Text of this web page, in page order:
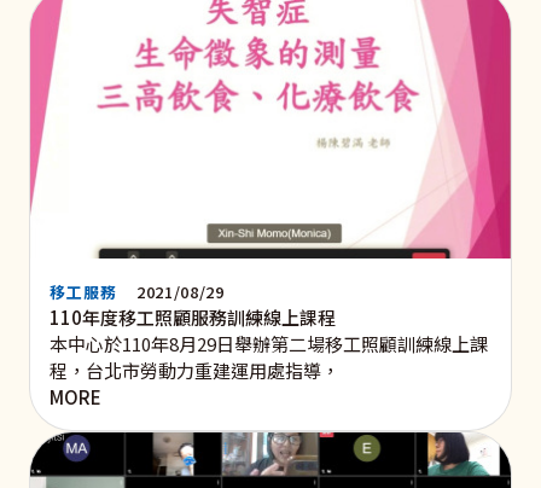
移工服務 2021/08/29
110年度移工照顧服務訓練線上課程
本中心於110年8月29日舉辦第二場移工照顧訓練線上課
程，台北市勞動力重建運用處指導，
MORE